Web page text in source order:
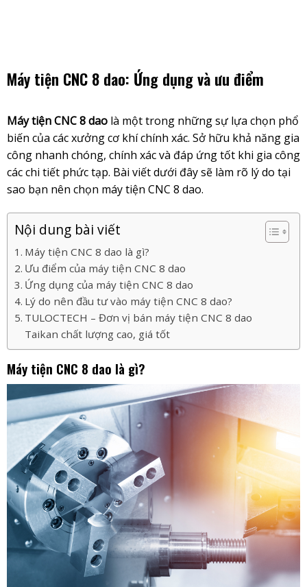
Máy tiện CNC 8 dao: Ứng dụng và ưu điểm
Máy tiện CNC 8 daolà một trong những sự lựa chọn phổ
biến của các xưởng cơ khí chính xác. Sở hữu khả năng gia
công nhanh chóng, chính xác và đáp ứng tốt khi gia công
các chi tiết phức tạp. Bài viết dưới đây sẽ làm rõ lý do tại
sao bạn nên chọn máy tiện CNC 8 dao.
Nội dung bài viết
Máy tiện CNC 8 dao là gì?
Ưu điểm của máy tiện CNC 8 dao
Ứng dụng của máy tiện CNC 8 dao
Lý do nên đầu tư vào máy tiện CNC 8 dao?
TULOCTECH – Đơn vị bán máy tiện CNC 8 dao
Taikan chất lượng cao, giá tốt
Máy tiện CNC 8 dao là gì?